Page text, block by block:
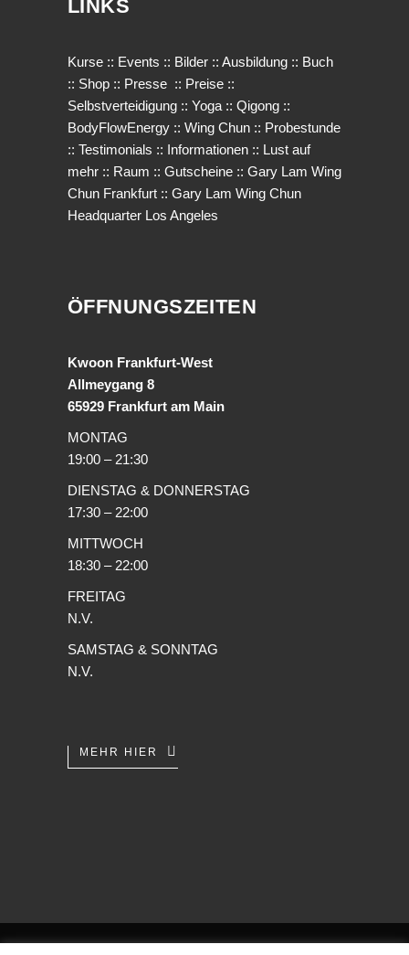
LINKS
Kurse :: Events :: Bilder :: Ausbildung :: Buch
:: Shop :: Presse :: Preise ::
Selbstverteidigung :: Yoga :: Qigong ::
BodyFlowEnergy :: Wing Chun :: Probestunde
:: Testimonials :: Informationen :: Lust auf
mehr :: Raum :: Gutscheine :: Gary Lam Wing
Chun Frankfurt :: Gary Lam Wing Chun
Headquarter Los Angeles
ÖFFNUNGSZEITEN
Kwoon Frankfurt-West
Allmeygang 8
65929 Frankfurt am Main
MONTAG
19:00 – 21:30
DIENSTAG & DONNERSTAG
17:30 – 22:00
MITTWOCH
18:30 – 22:00
FREITAG
N.V.
SAMSTAG & SONNTAG
N.V.
MEHR HIER